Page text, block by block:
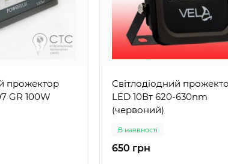
прожектор
GR 100W
Світлодіодний
LED 10Вт 620-630nm
(червоний)
В наявності
650 грн